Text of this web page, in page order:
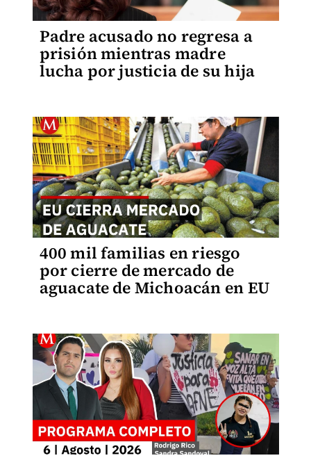
Padre acusado no regresa a
prisión mientras madre
lucha por justicia de su hija
400 mil familias en riesgo
por cierre de mercado de
aguacate de Michoacán en EU